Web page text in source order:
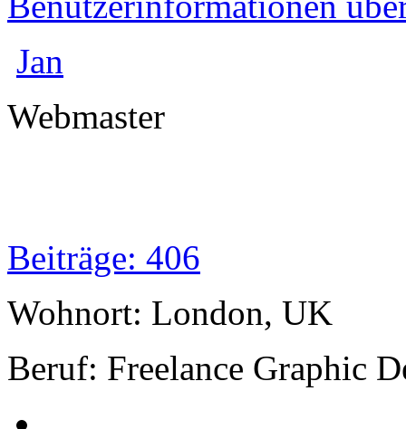
Jan
Webmaster
Beiträge: 406
Wohnort: London, UK
Beruf: Freelance Graphic